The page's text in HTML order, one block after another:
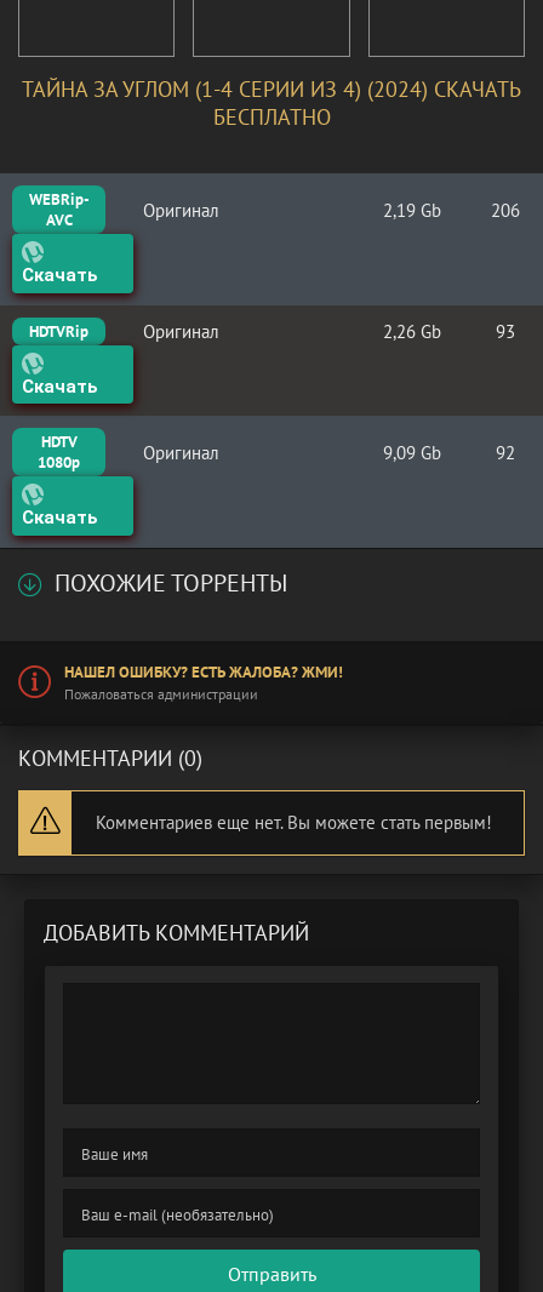
ТАЙНА ЗА УГЛОМ (1-4 СЕРИИ ИЗ 4) (2024) СКАЧАТЬ
БЕСПЛАТНО
WEBRip-
AVC
Оригинал 2,19 Gb 206
Скачать
HDTVRip Оригинал 2,26 Gb 93
Скачать
HDTV
1080p
Оригинал 9,09 Gb 92
Скачать
ПОХОЖИЕ ТОРРЕНТЫ
НАШЕЛ ОШИБКУ? ЕСТЬ ЖАЛОБА? ЖМИ!
Пожаловаться администрации
КОММЕНТАРИИ (0)
Комментариев еще нет. Вы можете стать первым!
ДОБАВИТЬ КОММЕНТАРИЙ
Отправить